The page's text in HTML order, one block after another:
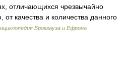
отличающихся чрезвычайно
качества и количества данного
Брокгауза и Ефрона